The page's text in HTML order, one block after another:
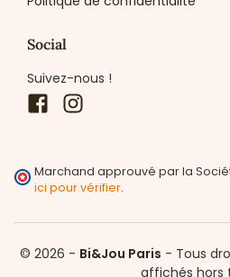
Social
Suivez-nous !
Facebook
Marchand approuvé par la
ici pour vérifier.
© 2026 - Bi&Jou Paris - Tous
affichés hors